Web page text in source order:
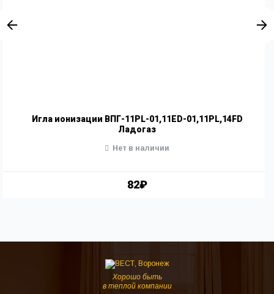
Игла ионизации ВПГ-11PL-01,11ED-01,11PL,14FD
Ладогаз
82₽
Нет в наличии
Хорошо быть
в теплой компании